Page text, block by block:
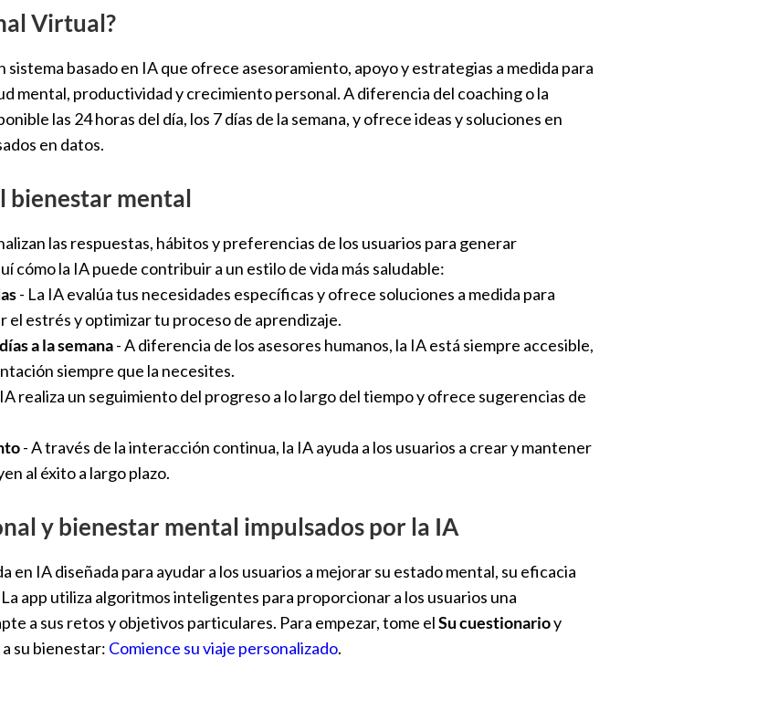
Virtual?
sistema basado en IA que ofrece asesoramiento, apoyo y estrategias a medida para
mental, productividad y crecimiento personal. A diferencia del coaching o la
las 24 horas del día, los 7 días de la semana, y ofrece ideas y soluciones en
en datos.
bienestar mental
las respuestas, hábitos y preferencias de los usuarios para generar
cómo la IA puede contribuir a un estilo de vida más saludable:
- La IA evalúa tus necesidades específicas y ofrece soluciones a medida para
estrés y optimizar tu proceso de aprendizaje.
a la semana- A diferencia de los asesores humanos, la IA está siempre accesible,
siempre que la necesites.
realiza un seguimiento del progreso a lo largo del tiempo y ofrece sugerencias de
- A través de la interacción continua, la IA ayuda a los usuarios a crear y mantener
al éxito a largo plazo.
y bienestar mental impulsados por la IA
en IA diseñada para ayudar a los usuarios a mejorar su estado mental, su eficacia
app utiliza algoritmos inteligentes para proporcionar a los usuarios una
a sus retos y objetivos particulares. Para empezar, tome elSu cuestionarioy
su bienestar: Comience su viaje personalizado.